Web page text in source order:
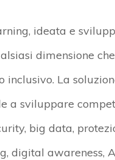
ideata e
dimensione
La
a sviluppare
big data,
digital awareness,